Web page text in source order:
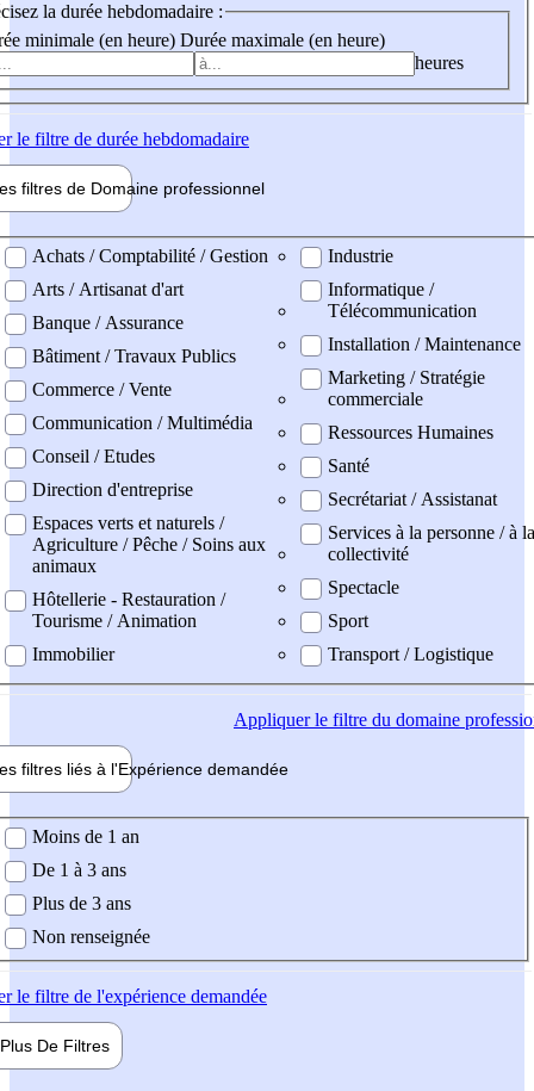
la durée hebdomadaire :
minimale (en heure) Durée maximale (en heure)
heures
le filtre de durée hebdomadaire
filtres de Domaine professionnel
professionel
Achats / Comptabilité / Gestion
Arts / Artisanat d'art
Banque / Assurance
Bâtiment / Travaux Publics
Commerce / Vente
Communication / Multimédia
Conseil / Etudes
Direction d'entreprise
Espaces verts et naturels /
Agriculture / Pêche / Soins aux
animaux
Hôtellerie - Restauration /
Tourisme / Animation
Immobilier
Industrie
Informatique /
Télécommunication
Installation / Maintenance
Marketing / Stratégie
commerciale
Ressources Humaines
Santé
Secrétariat / Assistanat
Services à la personne / à la
collectivité
Spectacle
Sport
Transport / Logistique
Appliquerle filtre du domaine
filtres liés à l'Expérience demandée
demandée
Moins de 1 an
De 1 à 3 ans
Plus de 3 ans
Non renseignée
le filtre de l'expérience demandée
Plus De Filtres